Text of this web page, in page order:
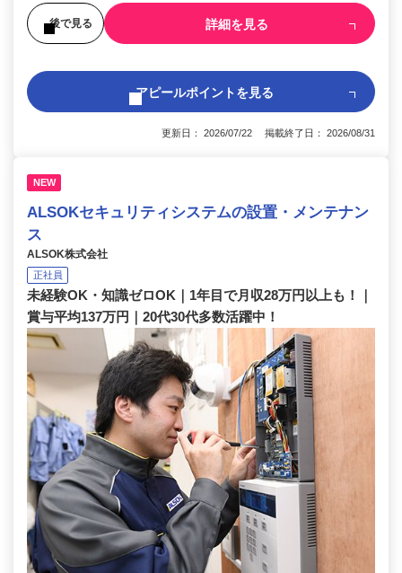
後で見る 詳細を見る
アピールポイントを見る
更新日： 2026/07/22 掲載終了日： 2026/08/31
NEW
ALSOKセキュリティシステムの設置・メンテナン
ス
ALSOK株式会社
正社員
未経験OK・知識ゼロOK｜1年目で月収28万円以上も！｜
賞与平均137万円｜20代30代多数活躍中！